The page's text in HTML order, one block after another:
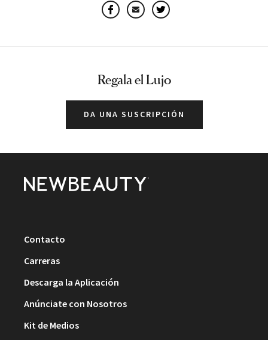
Facebook
EmailTwitter
Regala el Lujo
DA UNA SUSCRIPCIÓN
Contacto
Carreras
Descarga la Aplicación
Anúnciate con Nosotros
Kit de Medios